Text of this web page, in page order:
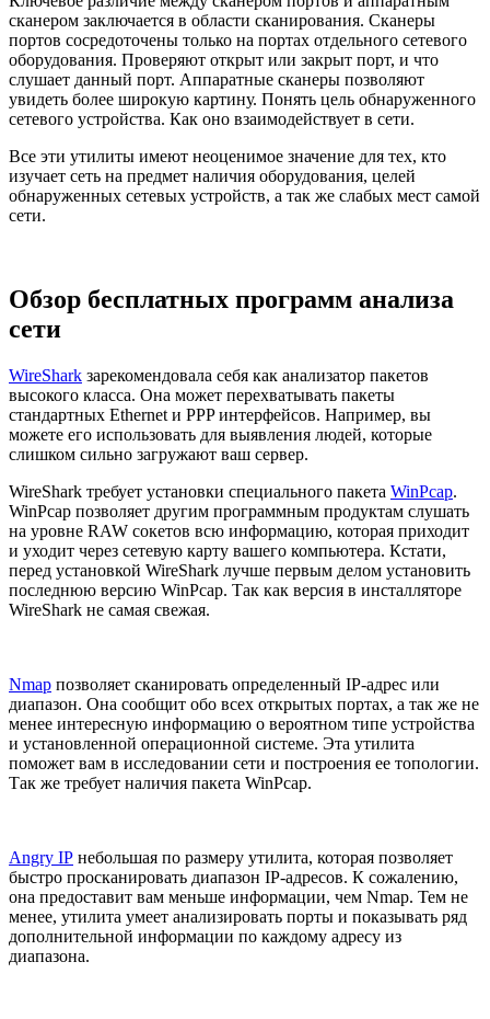
сканером заключается в области сканирования. Сканеры
портов сосредоточены только на портах отдельного сетевого
оборудования. Проверяют открыт или закрыт порт, и что
слушает данный порт. Аппаратные сканеры позволяют
увидеть более широкую картину. Понять цель обнаруженного
сетевого устройства. Как оно взаимодействует в сети.
Все эти утилиты имеют неоценимое значение для тех, кто
изучает сеть на предмет наличия оборудования, целей
обнаруженных сетевых устройств, а так же слабых мест самой
сети.
Обзор бесплатных программ анализа
сети
WireShark зарекомендовала себя как анализатор пакетов
высокого класса. Она может перехватывать пакеты
стандартных Ethernet и PPP интерфейсов. Например, вы
можете его использовать для выявления людей, которые
слишком сильно загружают ваш сервер.
WireShark требует установки специального пакета WinPcap.
WinPcap позволяет другим программным продуктам слушать
на уровне RAW сокетов всю информацию, которая приходит
и уходит через сетевую карту вашего компьютера. Кстати,
перед установкой WireShark лучше первым делом установить
последнюю версию WinPcap. Так как версия в инсталляторе
WireShark не самая свежая.
Nmap позволяет сканировать определенный IP-адрес или
диапазон. Она сообщит обо всех открытых портах, а так же не
менее интересную информацию о вероятном типе устройства
и установленной операционной системе. Эта утилита
поможет вам в исследовании сети и построения ее топологии.
Так же требует наличия пакета WinPcap.
Angry IP небольшая по размеру утилита, которая позволяет
быстро просканировать диапазон IP-адресов. К сожалению,
она предоставит вам меньше информации, чем Nmap. Тем не
менее, утилита умеет анализировать порты и показывать ряд
дополнительной информации по каждому адресу из
диапазона.